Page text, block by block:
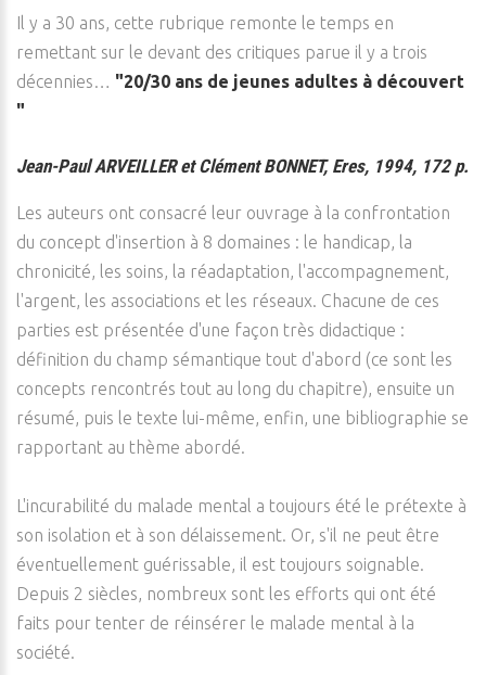
Il y a 30 ans, cette rubrique remonte le temps en
remettant sur le devant des critiques parue il y a trois
décennies… "20/30 ans de jeunes adultes à découvert
"
Jean-Paul ARVEILLER et Clément BONNET, Eres, 1994, 172 p.
Les auteurs ont consacré leur ouvrage à la confrontation
du concept d'insertion à 8 domaines : le handicap, la
chronicité, les soins, la réadaptation, l'accompagnement,
l'argent, les associations et les réseaux. Chacune de ces
parties est présentée d'une façon très didactique :
définition du champ sémantique tout d'abord (ce sont les
concepts rencontrés tout au long du chapitre), ensuite un
résumé, puis le texte lui-même, enfin, une bibliographie se
rapportant au thème abordé.
L'incurabilité du malade mental a toujours été le prétexte à
son isolation et à son délaissement. Or, s'il ne peut être
éventuellement guérissable, il est toujours soignable.
Depuis 2 siècles, nombreux sont les efforts qui ont été
faits pour tenter de réinsérer le malade mental à la
société.